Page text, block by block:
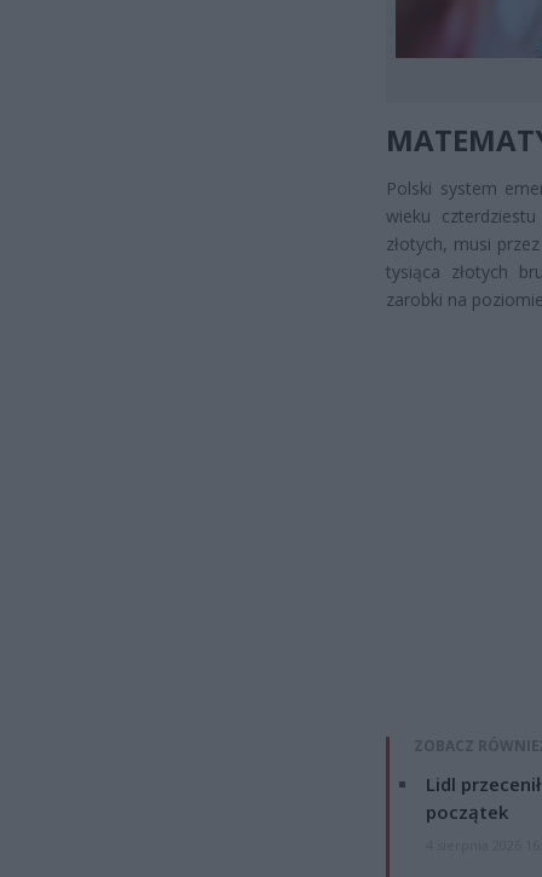
Polski system
wieku
złotych, musi
tysiąca złotych
zarobki na
ZOBACZ
Lidl
początek